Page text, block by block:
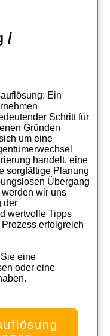
/
Ein
Schritt für
Gründen
um eine
handelt, eine
sorgfältige Planung
Übergang
wir uns
der
wertvolle Tipps
erfolgreich
eine
oder eine